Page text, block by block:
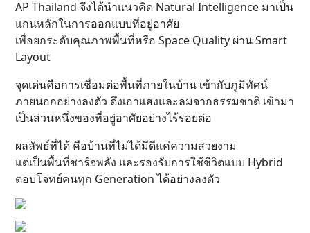
AP Thailand จึงได้นำแนวคิด Natural Intelligence มาเป็น
แกนหลักในการออกแบบที่อยู่อาศัย
เพื่อยกระดับคุณภาพพื้นที่หรือ Space Quality ผ่าน Smart
Layout
จุดเด่นคือการเชื่อมต่อพื้นที่ภายในบ้าน เข้ากับภูมิทัศน์
ภายนอกอย่างลงตัว ดึงเอาแสงและลมจากธรรมชาติ เข้ามา
เป็นส่วนหนึ่งของที่อยู่อาศัยอย่างไร้รอยต่อ
ผลลัพธ์ที่ได้ คือบ้านที่ไม่ได้มีดีแค่ความสวยงาม
แต่เป็นพื้นที่ชาร์จพลัง และรองรับการใช้ชีวิตแบบ Hybrid
ตอบโจทย์คนทุก Generation ได้อย่างลงตัว